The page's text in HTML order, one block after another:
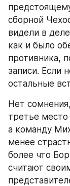
сборной
видели в
как и было
противника,
записи. Если
остальные
Нет
третье
а команду
менее
более что
считают